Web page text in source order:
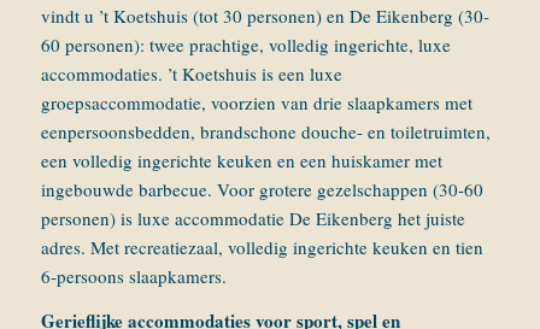
vindt u ’t Koetshuis (tot 30 personen) en De Eikenberg (30-
60 personen): twee prachtige, volledig ingerichte, luxe
accommodaties. ’t Koetshuis is een luxe
groepsaccommodatie, voorzien van drie slaapkamers met
eenpersoonsbedden, brandschone douche- en toiletruimten,
een volledig ingerichte keuken en een huiskamer met
ingebouwde barbecue. Voor grotere gezelschappen (30-60
personen) is luxe accommodatie De Eikenberg het juiste
adres. Met recreatiezaal, volledig ingerichte keuken en tien
6-persoons slaapkamers.
Gerieflijke accommodaties voor sport, spel en